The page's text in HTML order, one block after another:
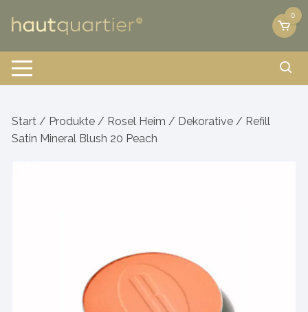
Inhalt
0
Start / Produkte / Rosel Heim / Dekorative / Refill
Satin Mineral Blush 20 Peach